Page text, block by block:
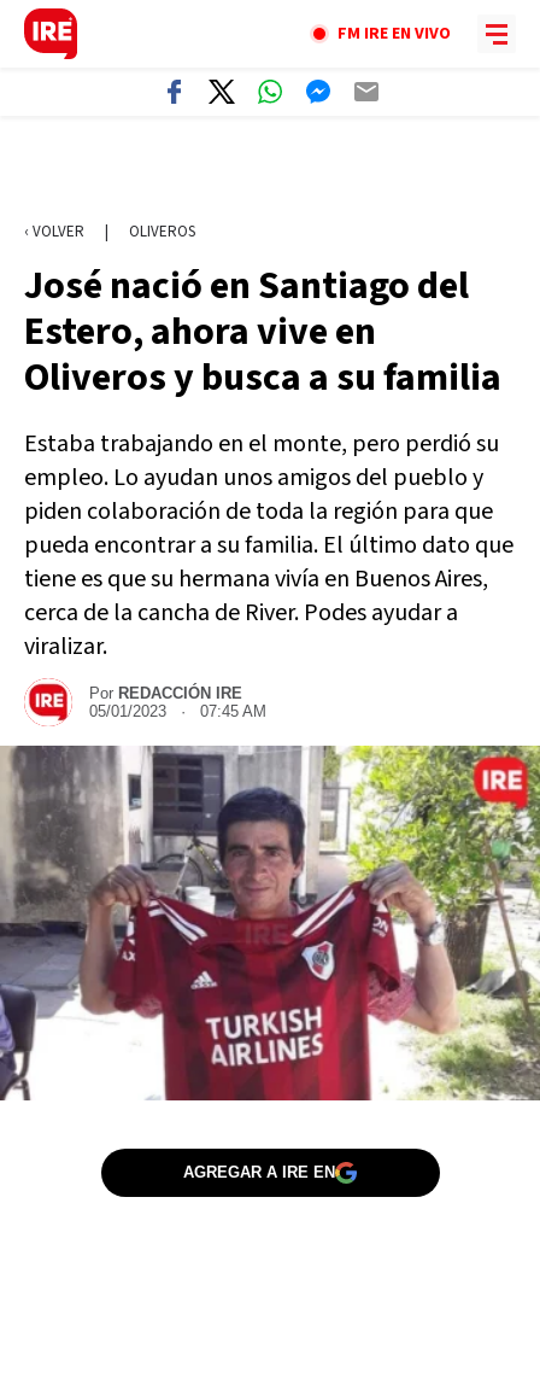
FM IRE EN VIVO
‹ VOLVER | OLIVEROS
José nació en Santiago del
Estero, ahora vive en
Oliveros y busca a su familia
Estaba trabajando en el monte, pero perdió su
empleo. Lo ayudan unos amigos del pueblo y
piden colaboración de toda la región para que
pueda encontrar a su familia. El último dato que
tiene es que su hermana vivía en Buenos Aires,
cerca de la cancha de River. Podes ayudar a
viralizar.
Por REDACCIÓN IRE
05/01/2023 · 07:45 AM
AGREGAR A IRE EN